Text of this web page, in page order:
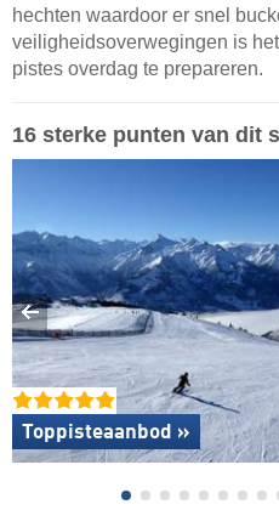
hechten waardoor er snel
veiligheidsoverwegingen is
pistes overdag te prepareren.
16 sterke punten van dit
Toppisteaanbod »